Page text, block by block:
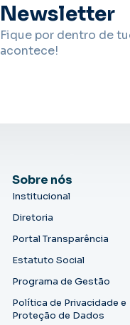
Newsletter
Fique por dentro de
acontece!
Sobre nós
Institucional
Diretoria
Portal Transparência
Estatuto Social
Programa de Gestão
Política de Privacidade e
Proteção de Dados